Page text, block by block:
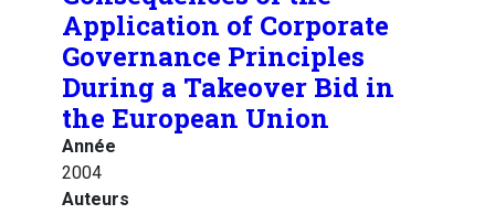
Application of Corporate
Governance Principles
During a Takeover Bid in
the European Union
Année
2004
Auteurs